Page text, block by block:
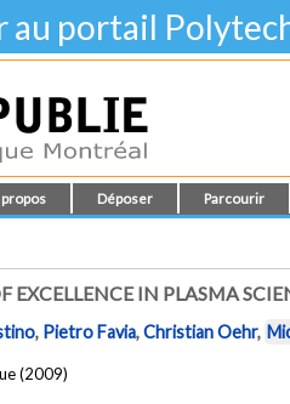
au portail
propos Déposer Parcourir
EXCELLENCE IN PLASMA
, Pietro Favia,Christian Oehr,
(2009)